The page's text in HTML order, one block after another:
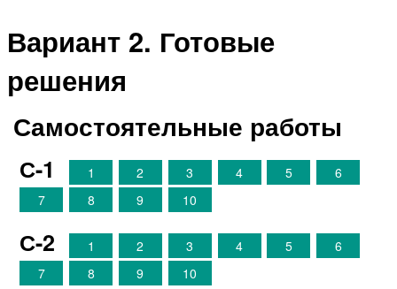
Вариант 2. Готовые
решения
Самостоятельные работы
С-1 1 2 3 4 5
6
7
8 9 10
С-2 1 2 3 4 5
6
7
8 9 10